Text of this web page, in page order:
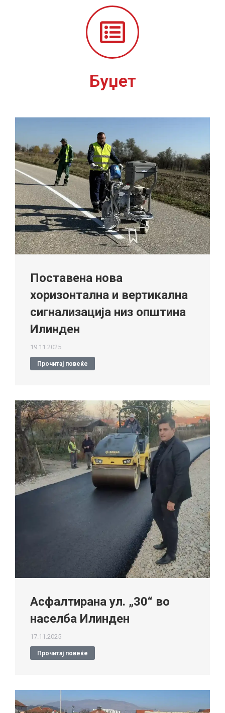
Буџет
Поставена нова
хоризонтална и вертикална
сигнализација низ општина
Илинден
19.11.2025
Прочитај повеќе
Асфалтирана ул. „30“ во
населба Илинден
17.11.2025
Прочитај повеќе